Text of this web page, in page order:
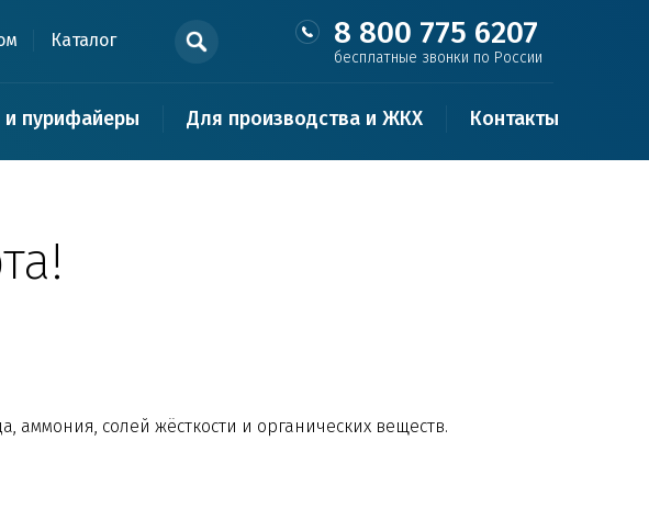
Каталог 8 800 775 6207
бесплатные звонки по России
и пурифайеры Для производства и ЖКХ Контакты
солей жёсткости и органических веществ.